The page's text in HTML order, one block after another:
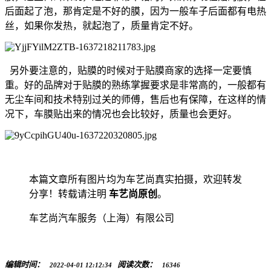
后面起了泡，那肯定是不好的膜，因为一般车子后面都有电热
丝，如果你发热，就起泡了，质量肯定不好。
另外要注意的，贴膜的时候对于贴膜商家的选择一定要慎
重。好的品牌对于贴膜的熟练掌握要求是非常高的，一般都有
无尘车间和技术特别过关的师傅，售后也有保障，在这样的情
况下，车膜贴出来的情况也会比较好，质量也会更好。
本篇文章所有图片均为车艺尚真实拍摄，欢迎转发
分享！转载请注明 车艺尚原创 。
车艺尚汽车服务（上海）有限公司
编辑时间： 2022-04-01 12:12:34 阅读次数： 16346